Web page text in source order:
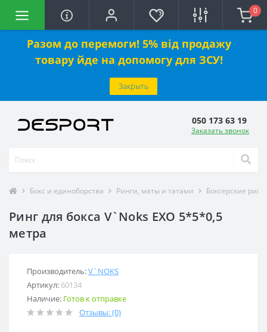
Разом до перемоги! 5% від продажу
товару йде на допомогу для ЗСУ!
Закрыть
0
050 173 63 19
Заказать звонок
Бокс и единоборства Ринги, маты и татами Боксерские
Ринг для бокса V`Noks EXO 5*5*0,5
метра
Производитель:V`NOKS
Артикул: 60134
Наличие: Готов к отправке
Отзывы: (0)